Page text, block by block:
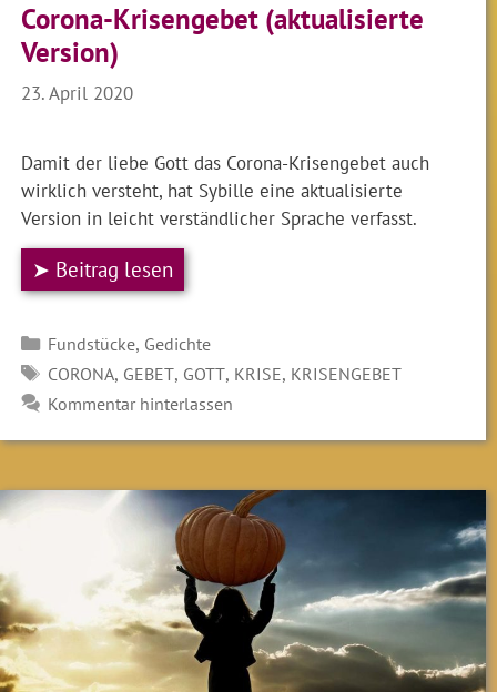
Corona-Krisengebet (aktualisierte
Version)
23. April 2020
Damit der liebe Gott das Corona-Krisengebet auch
wirklich versteht, hat Sybille eine aktualisierte
Version in leicht verständlicher Sprache verfasst.
➤ Beitrag lesen
Kategorien
Fundstücke, Gedichte
SCHLAGWÖRTER
CORONA, GEBET, GOTT, KRISE, KRISENGEBET
Kommentar hinterlassen